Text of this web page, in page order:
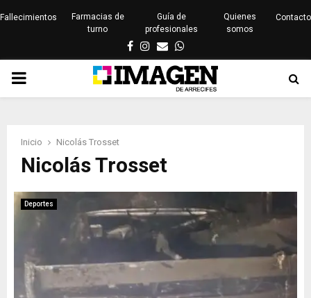
Fallecimientos
Farmacias de
turno
Guía de
profesionales
Quienes
somos
Contacto
Facebook
Instagram
EmailWhatsapp
PRIMARY
Inicio Nicolás Trosset
Nicolás Trosset
Deportes